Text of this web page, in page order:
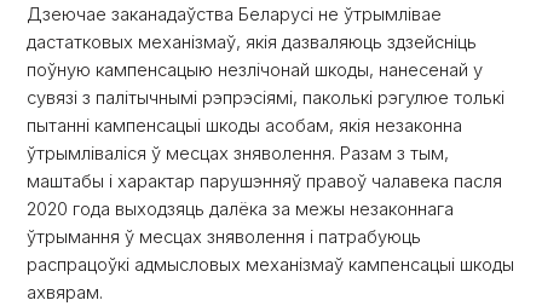
Дзеючае заканадаўства Беларусі не ўтрымлівае
дастатковых механізмаў, якія дазваляюць здзейсніць
поўную кампенсацыю незлічонай шкоды, нанесенай у
сувязі з палітычнымі рэпрэсіямі, паколькі рэгулюе толькі
пытанні кампенсацыі шкоды асобам, якія незаконна
ўтрымліваліся ў месцах зняволення. Разам з тым,
маштабы і характар парушэнняў правоў чалавека пасля
2020 года выходзяць далёка за межы незаконнага
ўтрымання ў месцах зняволення і патрабуюць
распрацоўкі адмысловых механізмаў кампенсацыі шкоды
ахвярам.